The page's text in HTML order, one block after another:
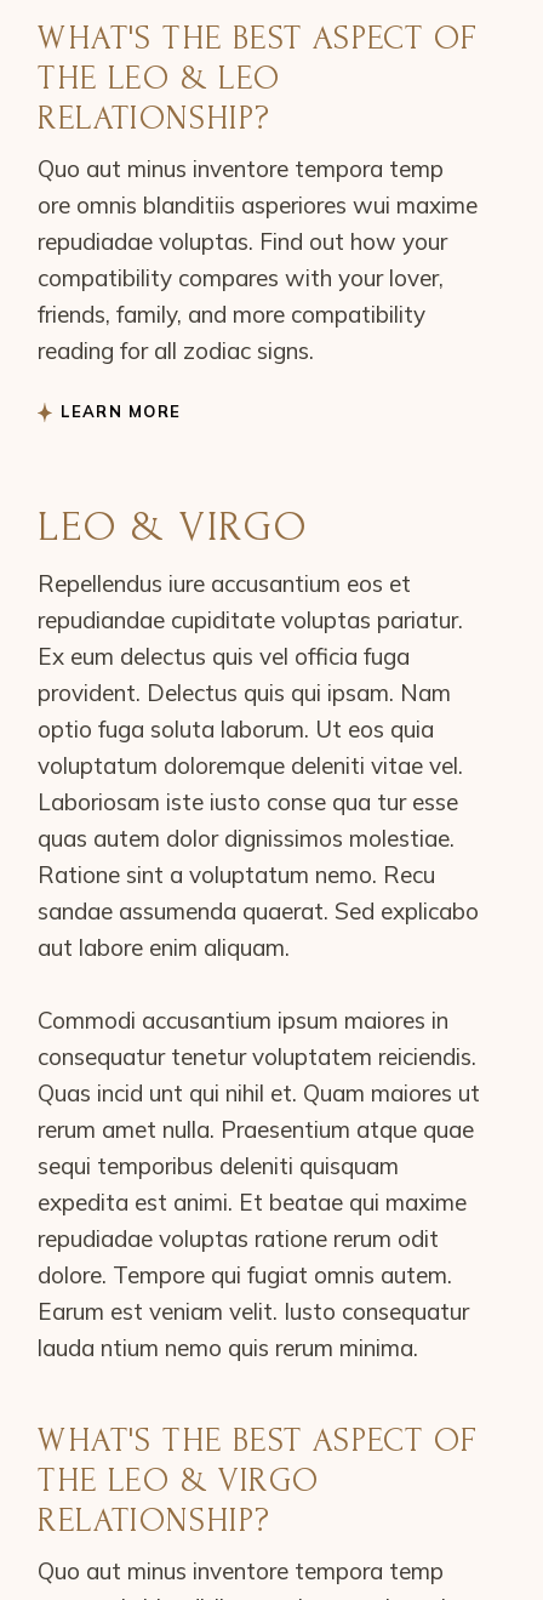
WHAT'S THE BEST ASPECT OF
THE LEO & LEO
RELATIONSHIP?
Quo aut minus inventore tempora temp
ore omnis blanditiis asperiores wui maxime
repudiadae voluptas. Find out how your
compatibility compares with your lover,
friends, family, and more compatibility
reading for all zodiac signs.
LEARN MORE
LEO & VIRGO
Repellendus iure accusantium eos et
repudiandae cupiditate voluptas pariatur.
Ex eum delectus quis vel officia fuga
provident. Delectus quis qui ipsam. Nam
optio fuga soluta laborum. Ut eos quia
voluptatum doloremque deleniti vitae vel.
Laboriosam iste iusto conse qua tur esse
quas autem dolor dignissimos molestiae.
Ratione sint a voluptatum nemo. Recu
sandae assumenda quaerat. Sed explicabo
aut labore enim aliquam.
Commodi accusantium ipsum maiores in
consequatur tenetur voluptatem reiciendis.
Quas incid unt qui nihil et. Quam maiores ut
rerum amet nulla. Praesentium atque quae
sequi temporibus deleniti quisquam
expedita est animi. Et beatae qui maxime
repudiadae voluptas ratione rerum odit
dolore. Tempore qui fugiat omnis autem.
Earum est veniam velit. Iusto consequatur
lauda ntium nemo quis rerum minima.
WHAT'S THE BEST ASPECT OF
THE LEO & VIRGO
RELATIONSHIP?
Quo aut minus inventore tempora temp